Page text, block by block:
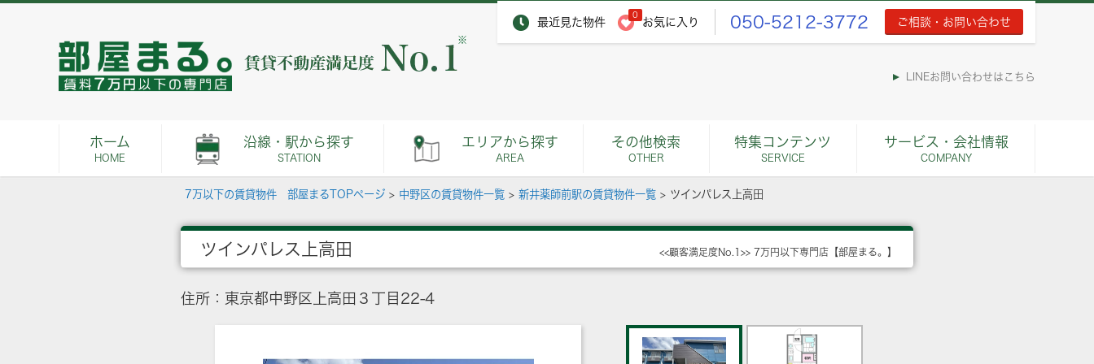
最近見た物件
0
お気に入り 050-5212-3772 ご相談・お問い合わせ
※
LINEお問い合わせはこちら
ホーム
HOME
沿線・駅から探す
STATION
エリアから探す
AREA
その他検索
OTHER
特集コンテンツ
SERVICE
サービス・会社情報
COMPANY
7万以下の賃貸物件 部屋まるTOPページ > 中野区の賃貸物件一覧 > 新井薬師前駅の賃貸物件一覧 > ツインパレス上高田
ツインパレス上高田 <<顧客満足度No.1>> 7万円以下専門店【部屋まる。】
住所：東京都中野区上高田３丁目22-4